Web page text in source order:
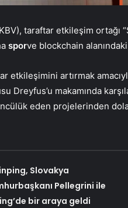
taraftar etkileşim ortağı
sporve blockchain
etkileşimini artırmak
Dreyfus’u makamında
eden projelerinden
Slovakya
Pellegrini ile
bir araya geldi